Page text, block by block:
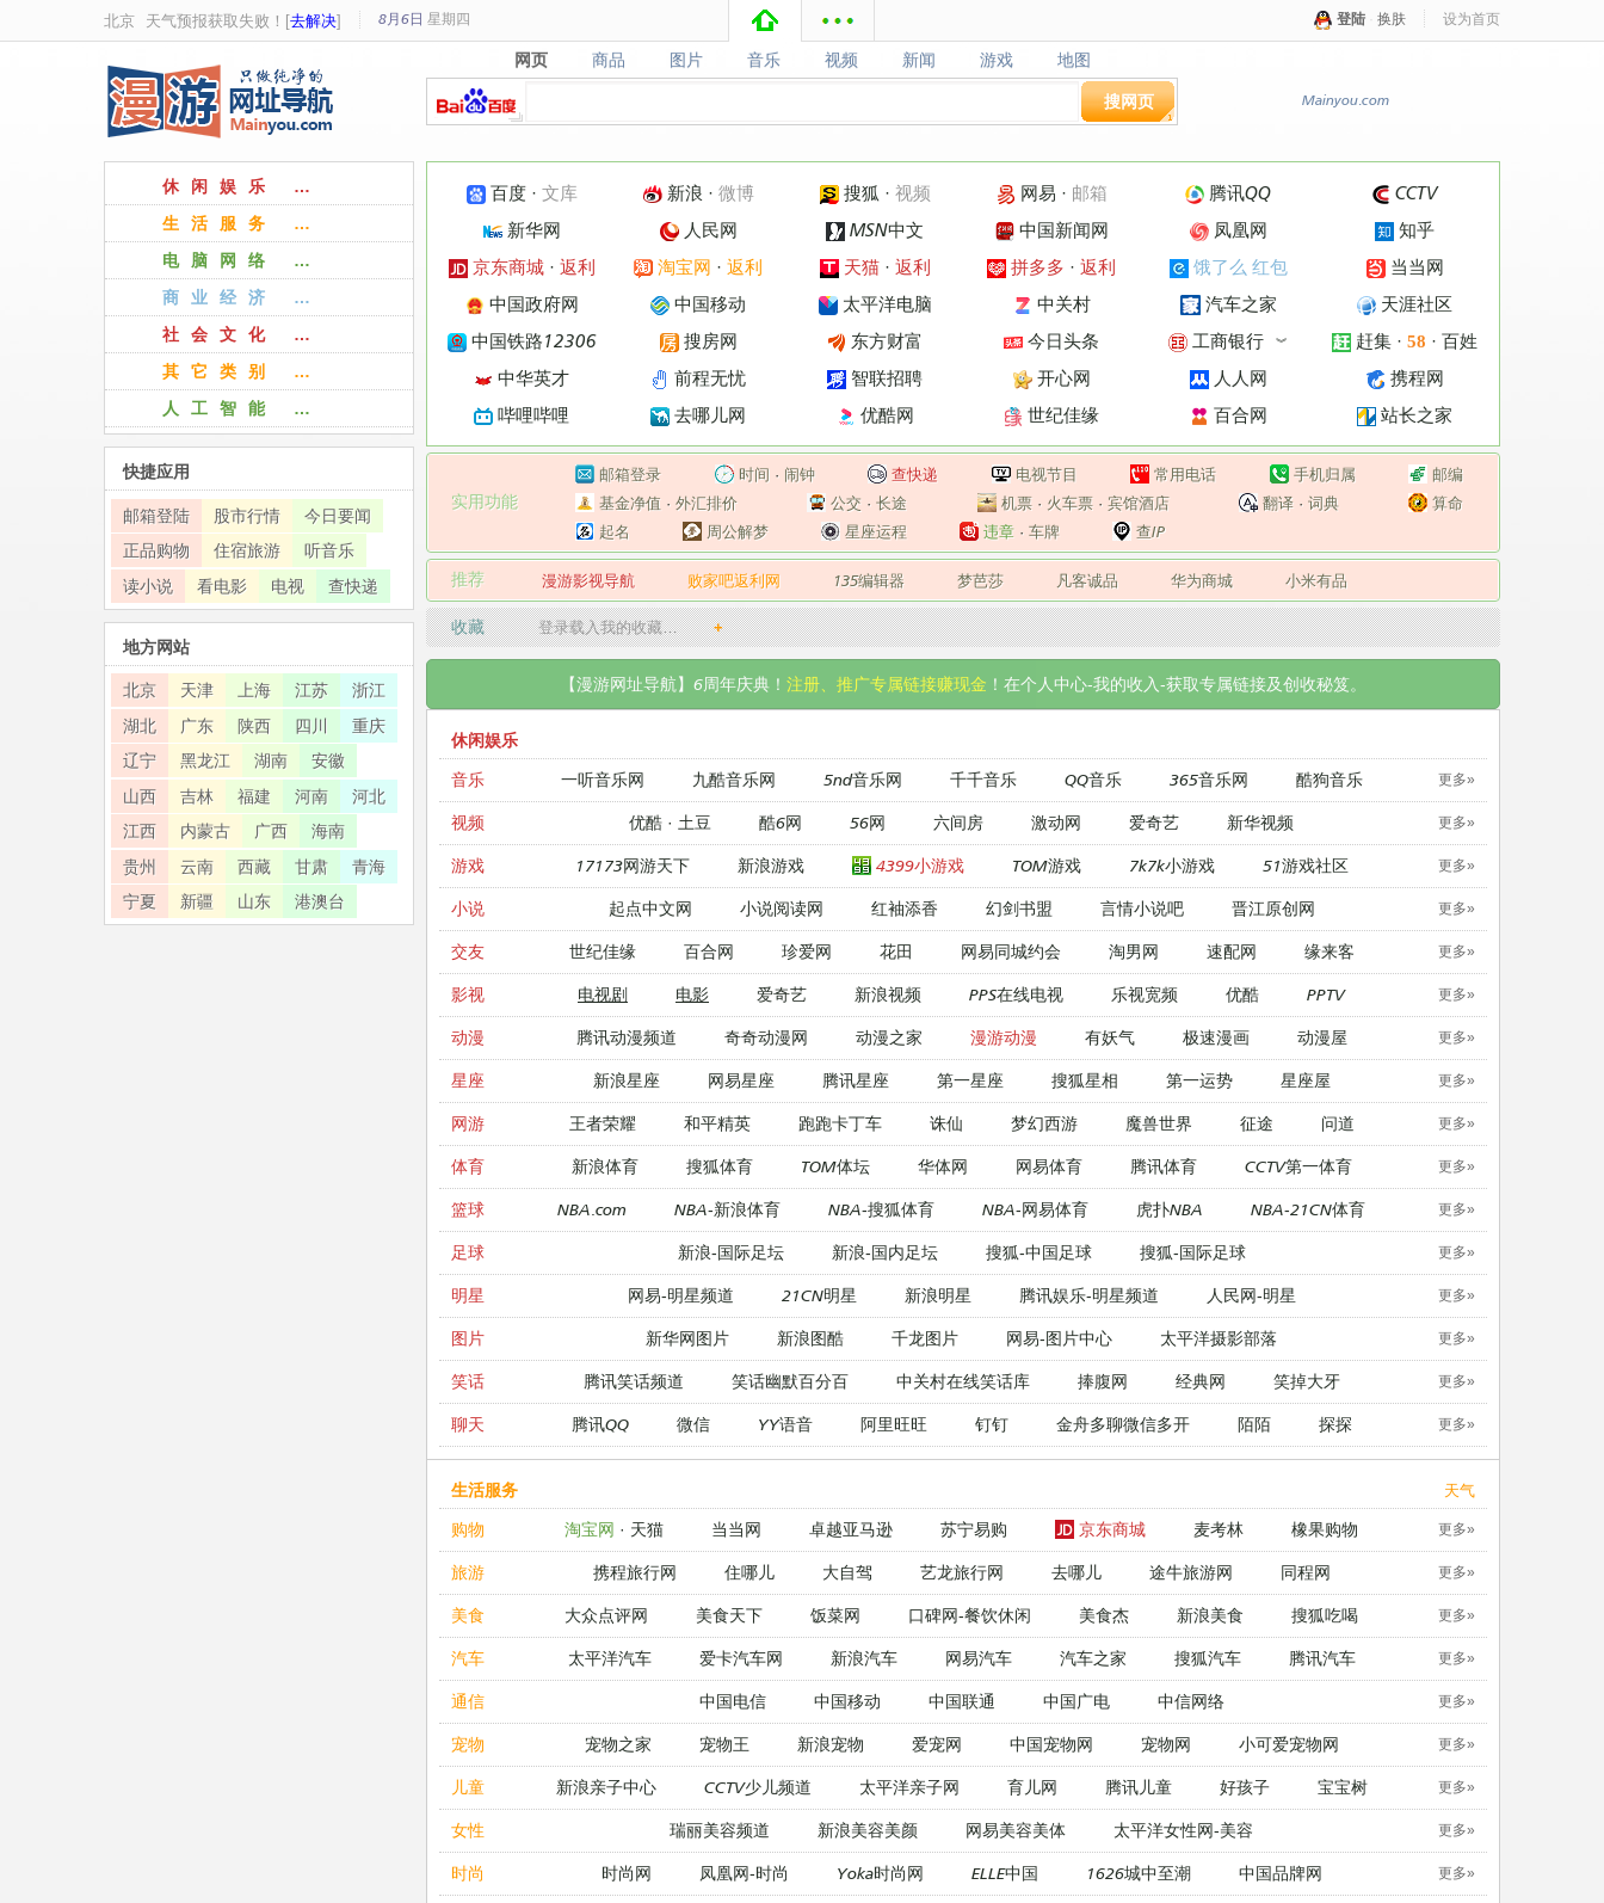
北京 天气预报获取失败！[去解决] 8月6日 星期四 登陆 换肤 设为首页
网页
网页 商品
商品 图片
图片 音乐
音乐 视频
视频 新闻
新闻 游戏
游戏 地图
地图
搜网页 Mainyou.com
百度· 文库 新浪 · 微博 搜狐 · 视频 网易 · 邮箱 腾讯QQ
CCTV
新华网
人民网 MSN中文 中国新闻网 凤凰网
知乎
京东商城· 返利 淘宝网 · 返利 天猫· 返利 拼多多 · 返利 饿了么 红包
当当网
中国政府网
中国移动 太平洋电脑 中关村 汽车之家
天涯社区
中国铁路12306
搜房网 东方财富 今日头条 工商银行 ︾ 赶集 · 58 · 百姓
中华英才
前程无忧 智联招聘 开心网 人人网
携程网
哔哩哔哩
去哪儿网 优酷网 世纪佳缘 百合网 站长之家
实用功能
邮箱登录 时间· 闹钟 查快递 电视节目 常用电话 手机归属
邮编
基金净值 · 外汇排价 公交 ·长途 机票· 火车票· 宾馆酒店 翻译· 词典
算命
起名
周公解梦 星座运程 违章 · 车牌 查IP
推荐 漫游影视导航 败家吧返利网 135编辑器 梦芭莎 凡客诚品 华为商城 小米有品
收藏 登录载入我的收藏… +
【漫游网址导航】6周年庆典！ 注册、推广专属链接赚现金 ！在个人中心-我的收入-获取专属链接及创收秘笈。
休闲娱乐
音乐
一听音乐网 九酷音乐网 5nd音乐网 千千音乐 QQ音乐 365音乐网 酷狗音乐 更多»
视频 优酷 · 土豆 酷6网 56网 六间房 激动网 爱奇艺 新华视频 更多»
游戏 17173网游天下 新浪游戏 4399小游戏 TOM游戏 7k7k小游戏 51游戏社区 更多»
小说 起点中文网 小说阅读网 红袖添香 幻剑书盟 言情小说吧 晋江原创网 更多»
交友 世纪佳缘 百合网 珍爱网 花田 网易同城约会 淘男网 速配网 缘来客 更多»
影视 电视剧 电影 爱奇艺 新浪视频 PPS在线电视 乐视宽频 优酷 PPTV 更多»
动漫 腾讯动漫频道 奇奇动漫网 动漫之家 漫游动漫 有妖气 极速漫画 动漫屋 更多»
星座 新浪星座 网易星座 腾讯星座 第一星座 搜狐星相 第一运势 星座屋 更多»
网游 王者荣耀 和平精英 跑跑卡丁车 诛仙 梦幻西游 魔兽世界 征途 问道 更多»
体育 新浪体育 搜狐体育 TOM体坛 华体网 网易体育 腾讯体育 CCTV第一体育 更多»
篮球 NBA.com NBA-新浪体育 NBA-搜狐体育 NBA-网易体育 虎扑NBA NBA-21CN体育 更多»
足球 新浪-国际足坛 新浪-国内足坛 搜狐-中国足球 搜狐-国际足球 更多»
明星 网易-明星频道 21CN明星 新浪明星 腾讯娱乐-明星频道 人民网-明星 更多»
图片 新华网图片 新浪图酷 千龙图片 网易-图片中心 太平洋摄影部落 更多»
笑话 腾讯笑话频道 笑话幽默百分百 中关村在线笑话库 捧腹网 经典网 笑掉大牙 更多»
聊天 腾讯QQ 微信 YY语音 阿里旺旺 钉钉 金舟多聊微信多开 陌陌 探探 更多»
天气
生活服务
购物
淘宝网 · 天猫 当当网 卓越亚马逊 苏宁易购 京东商城 麦考林 橡果购物 更多»
旅游 携程旅行网 住哪儿 大自驾 艺龙旅行网 去哪儿 途牛旅游网 同程网 更多»
美食 大众点评网 美食天下 饭菜网 口碑网-餐饮休闲 美食杰 新浪美食 搜狐吃喝 更多»
汽车 太平洋汽车 爱卡汽车网 新浪汽车 网易汽车 汽车之家 搜狐汽车 腾讯汽车 更多»
通信 中国电信 中国移动 中国联通 中国广电 中信网络 更多»
宠物 宠物之家 宠物王 新浪宠物 爱宠网 中国宠物网 宠物网 ​小可爱宠物网 更多»
儿童 新浪亲子中心 CCTV少儿频道 太平洋亲子网 育儿网 腾讯儿童 好孩子 宝宝树 更多»
女性 瑞丽美容频道 新浪美容美颜 网易美容美体 太平洋女性网-美容 更多»
时尚 时尚网 凤凰网-时尚 Yoka时尚网 ELLE中国 1626城中至潮 中国品牌网 更多»
休闲娱乐 …
生活服务 …
电脑网络 …
商业经济 …
社会文化 …
其它类别 …
人工智能 …
快捷应用
邮箱登陆 股市行情
今日要闻
正品购物
住宿旅游
听音乐
读小说
看电影 电视 查快递
地方网站
北京 天津 上海 江苏
浙江
湖北
广东 陕西 四川
重庆
辽宁
黑龙江 湖南
安徽
山西
吉林 福建 河南
河北
江西
内蒙古 广西
海南
贵州
云南 西藏 甘肃
青海
宁夏
新疆 山东 港澳台